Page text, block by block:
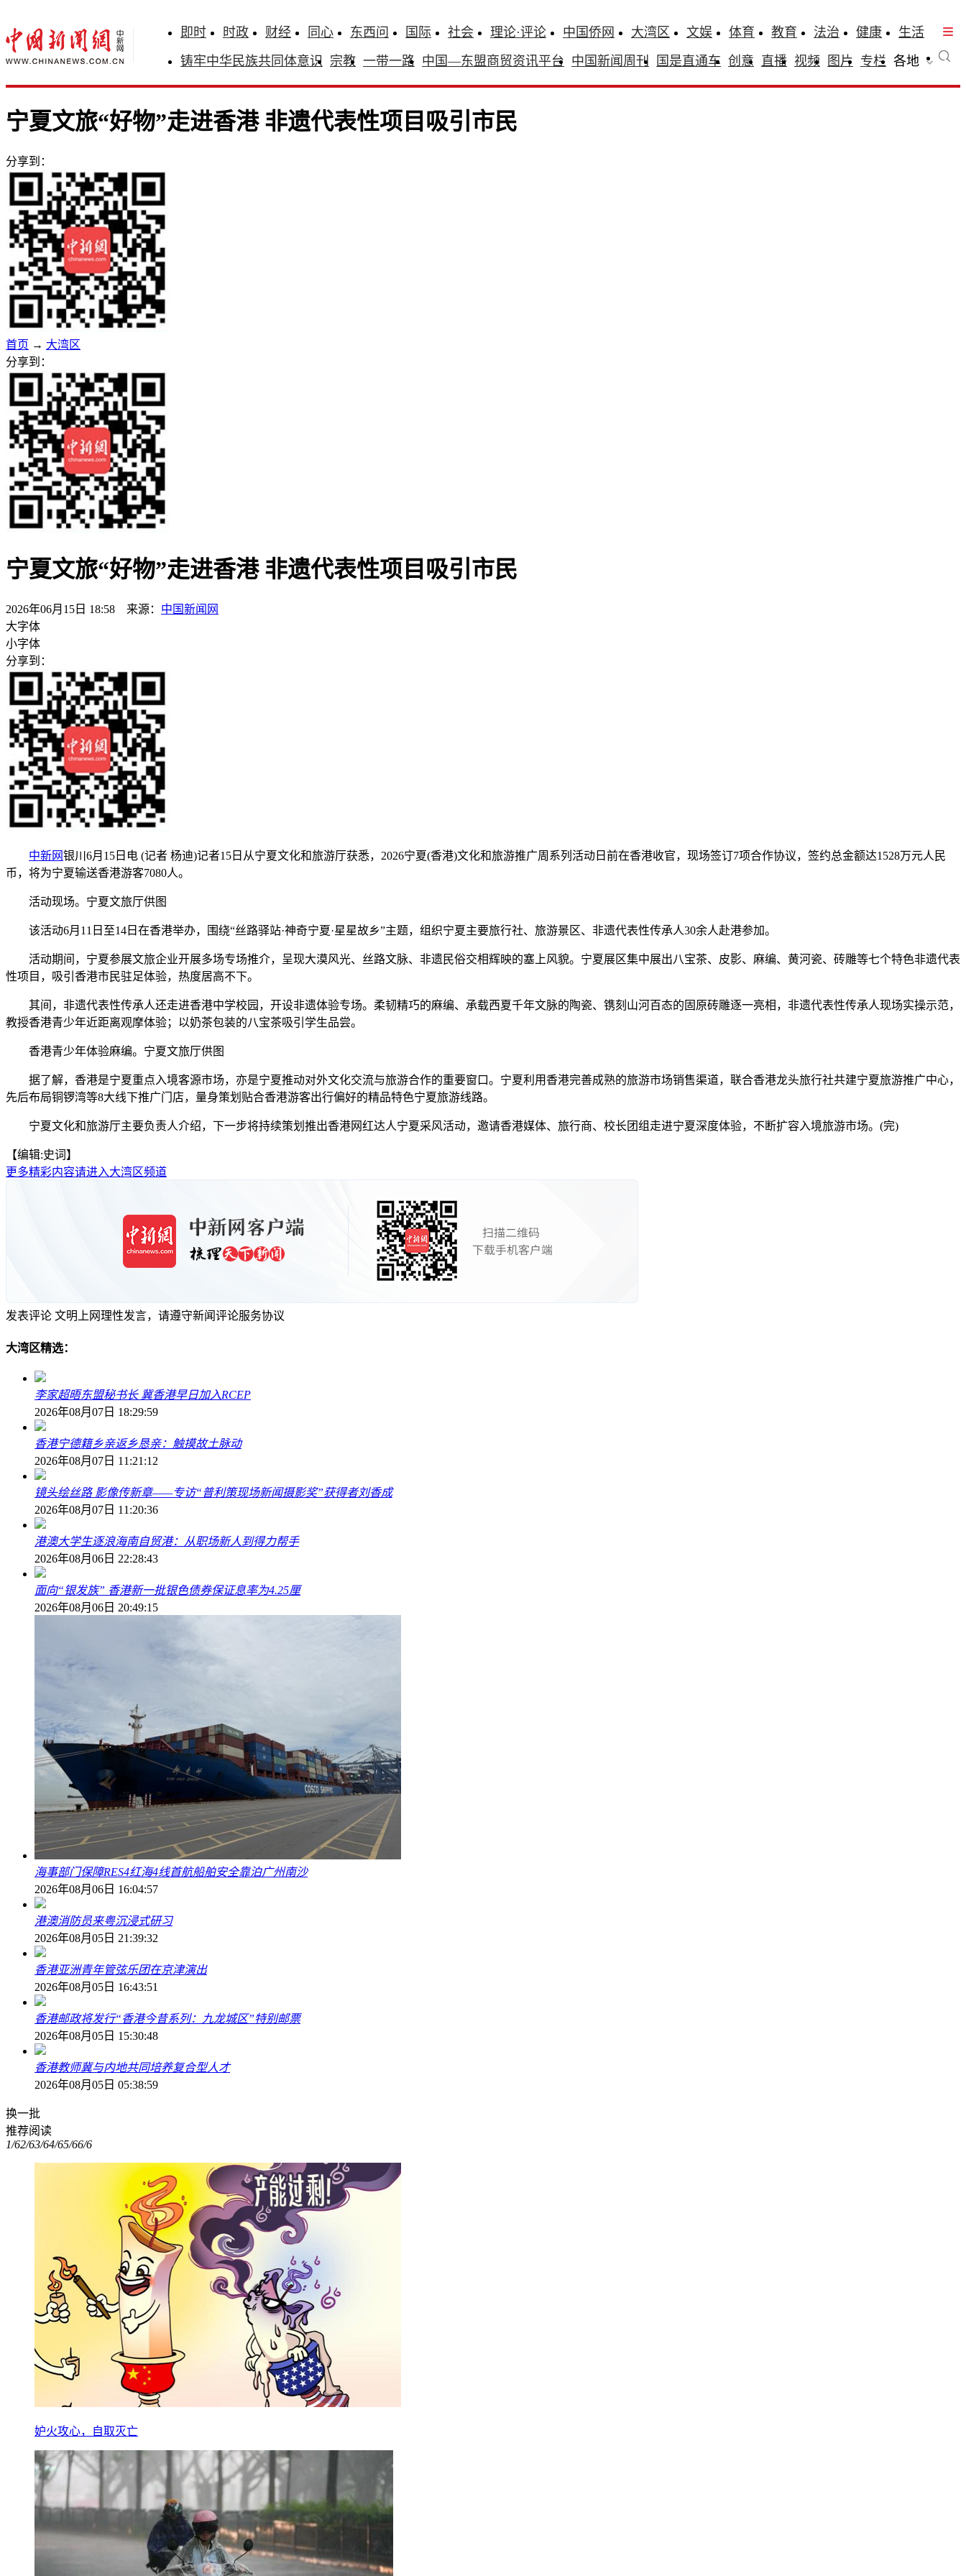
即时 时政 财经 同心 东西问 国际 社会 理论·评论 中国侨网 大湾区 文娱 体育 教育 法治 健康
生活
铸牢中华民族共同体意识 宗教 一带一路 中国—东盟商贸资讯平台 中国新闻周刊 国是直通车 创意 直播 视频 图片 专栏 各地
宁夏文旅“好物”走进香港 非遗代表性项目吸引市民
分享到：
首页 → 大湾区
分享到：
宁夏文旅“好物”走进香港 非遗代表性项目吸引市民
2026年06月15日 18:58 来源： 中国新闻网
大字体
小字体
分享到：
中新网银川6月15日电 (记者 杨迪)记者15日从宁夏文化和旅游厅获悉，2026宁夏(香港)文化和旅游推广周系列活动日前在香港收官，现场签订7项合作协议，签约总金额达1528万元人民
币，将为宁夏输送香港游客7080人。
活动现场。宁夏文旅厅供图
该活动6月11日至14日在香港举办，围绕“丝路驿站·神奇宁夏·星星故乡”主题，组织宁夏主要旅行社、旅游景区、非遗代表性传承人30余人赴港参加。
活动期间，宁夏参展文旅企业开展多场专场推介，呈现大漠风光、丝路文脉、非遗民俗交相辉映的塞上风貌。宁夏展区集中展出八宝茶、皮影、麻编、黄河瓷、砖雕等七个特色非遗代表
性项目，吸引香港市民驻足体验，热度居高不下。
其间，非遗代表性传承人还走进香港中学校园，开设非遗体验专场。柔韧精巧的麻编、承载西夏千年文脉的陶瓷、镌刻山河百态的固原砖雕逐一亮相，非遗代表性传承人现场实操示范，
教授香港青少年近距离观摩体验；以奶茶包装的八宝茶吸引学生品尝。
香港青少年体验麻编。宁夏文旅厅供图
据了解，香港是宁夏重点入境客源市场，亦是宁夏推动对外文化交流与旅游合作的重要窗口。宁夏利用香港完善成熟的旅游市场销售渠道，联合香港龙头旅行社共建宁夏旅游推广中心，
先后布局铜锣湾等8大线下推广门店，量身策划贴合香港游客出行偏好的精品特色宁夏旅游线路。
宁夏文化和旅游厅主要负责人介绍，下一步将持续策划推出香港网红达人宁夏采风活动，邀请香港媒体、旅行商、校长团组走进宁夏深度体验，不断扩容入境旅游市场。(完)
【编辑:史词】
更多精彩内容请进入大湾区频道
发表评论 文明上网理性发言，请遵守新闻评论服务协议
大湾区精选：
李家超晤东盟秘书长 冀香港早日加入RCEP
2026年08月07日 18:29:59
香港宁德籍乡亲返乡恳亲：触摸故土脉动
2026年08月07日 11:21:12
镜头绘丝路 影像传新章——专访“普利策现场新闻摄影奖”获得者刘香成
2026年08月07日 11:20:36
港澳大学生逐浪海南自贸港：从职场新人到得力帮手
2026年08月06日 22:28:43
面向“银发族” 香港新一批银色债券保证息率为4.25厘
2026年08月06日 20:49:15
海事部门保障RES4红海4线首航船舶安全靠泊广州南沙
2026年08月06日 16:04:57
港澳消防员来粤沉浸式研习
2026年08月05日 21:39:32
香港亚洲青年管弦乐团在京津演出
2026年08月05日 16:43:51
香港邮政将发行“香港今昔系列：九龙城区”特别邮票
2026年08月05日 15:30:48
香港教师冀与内地共同培养复合型人才
2026年08月05日 05:38:59
换一批
推荐阅读
1/62/63/64/65/66/6
妒火攻心，自取灭亡